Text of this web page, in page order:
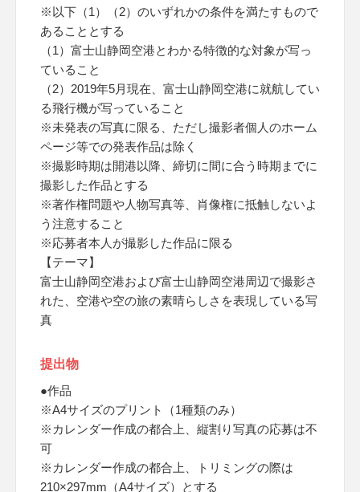
※以下（1）（2）のいずれかの条件を満たすもので
あることとする
（1）富士山静岡空港とわかる特徴的な対象が写っ
ていること
（2）2019年5月現在、富士山静岡空港に就航してい
る飛行機が写っていること
※未発表の写真に限る、ただし撮影者個人のホーム
ページ等での発表作品は除く
※撮影時期は開港以降、締切に間に合う時期までに
撮影した作品とする
※著作権問題や人物写真等、肖像権に抵触しないよ
う注意すること
※応募者本人が撮影した作品に限る
【テーマ】
富士山静岡空港および富士山静岡空港周辺で撮影さ
れた、空港や空の旅の素晴らしさを表現している写
真
提出物
●作品
※A4サイズのプリント（1種類のみ）
※カレンダー作成の都合上、縦割り写真の応募は不
可
※カレンダー作成の都合上、トリミングの際は
210×297mm（A4サイズ）とする